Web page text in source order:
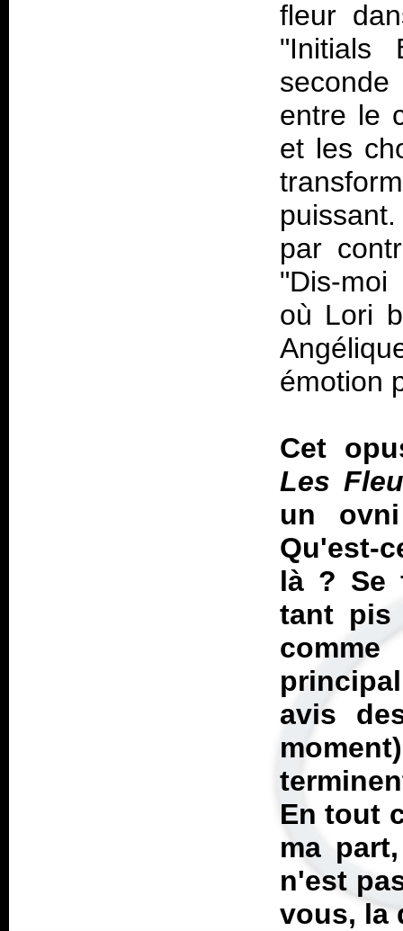
fleur
"Initials
entre le
et les
par
"Dis-
où Lori
émotion
Cet
Les
un
Qu'est-
là ? Se
tant pis
avis
En tout
ma
n'est
vous, la